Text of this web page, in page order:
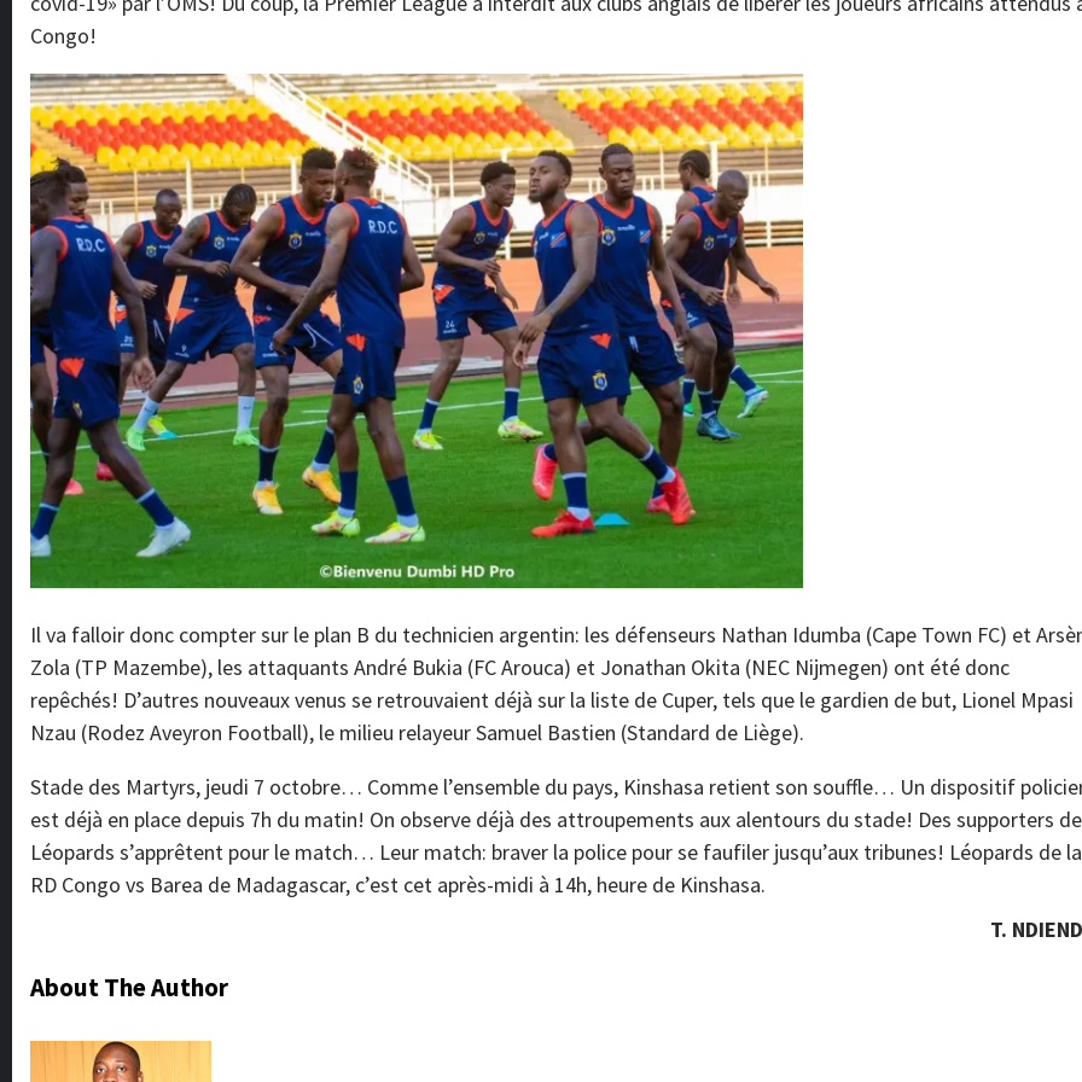
Congo!
Il va falloir donc compter sur le plan B du technicien argentin: les défenseurs Nathan Idumba (Cape Town FC) et
Zola (TP Mazembe), les attaquants André Bukia (FC Arouca) et Jonathan Okita (NEC Nijmegen) ont été donc
repêchés! D’autres nouveaux venus se retrouvaient déjà sur la liste de Cuper, tels que le gardien de but, Lionel Mpasi
Nzau (Rodez Aveyron Football), le milieu relayeur Samuel Bastien (Standard de Liège).
Stade des Martyrs, jeudi 7 octobre… Comme l’ensemble du pays, Kinshasa retient son souffle… Un dispositif
est déjà en place depuis 7h du matin! On observe déjà des attroupements aux alentours du stade! Des supporters
Léopards s’apprêtent pour le match… Leur match: braver la police pour se faufiler jusqu’aux tribunes! Léopards de la
RD Congo vs Barea de Madagascar, c’est cet après-midi à 14h, heure de Kinshasa.
T.
About The Author